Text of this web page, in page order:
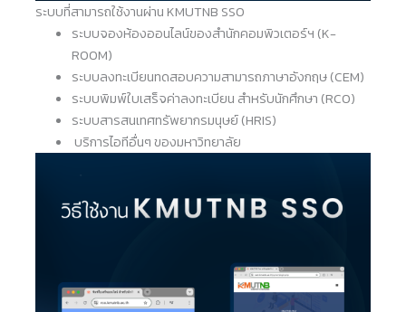
ระบบที่สามารถใช้งานผ่าน KMUTNB SSO
ระบบจองห้องออนไลน์ของสำนักคอมพิวเตอร์ฯ (K-
ROOM)
ระบบลงทะเบียนทดสอบความสามารถภาษาอังกฤษ (CEM)
ระบบพิมพ์ใบเสร็จค่าลงทะเบียน สำหรับนักศึกษา (RCO)
ระบบสารสนเทศทรัพยากรมนุษย์ (HRIS)
บริการไอทีอื่นๆ ของมหาวิทยาลัย